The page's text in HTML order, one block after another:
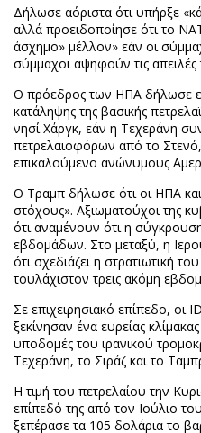
Δήλωσε αόριστα ότι υπήρξε
αλλά προειδοποίησε ότι το
άσχημο» μέλλον» εάν οι
σύμμαχοι αψηφούν τις
Ο πρόεδρος των ΗΠΑ δήλωσε
κατάληψης της βασικής
νησί Χάργκ, εάν η Τεχεράνη
πετρελαιοφόρων από το
επικαλούμενο ανώνυμους
Ο Τραμπ δήλωσε ότι οι ΗΠΑ
στόχους». Αξιωματούχοι της
ότι αναμένουν ότι η
εβδομάδων. Στο μεταξύ, η
ότι σχεδιάζει η στρατιωτική
τουλάχιστον τρεις ακόμη
Σε επιχειρησιακό επίπεδο, οι
ξεκίνησαν ένα ευρείας
υποδομές του ιρανικού
Τεχεράνη, το Σιράζ και το
Η τιμή του πετρελαίου την
επίπεδό της από τον Ιούλιο
ξεπέρασε τα 105 δολάρια το